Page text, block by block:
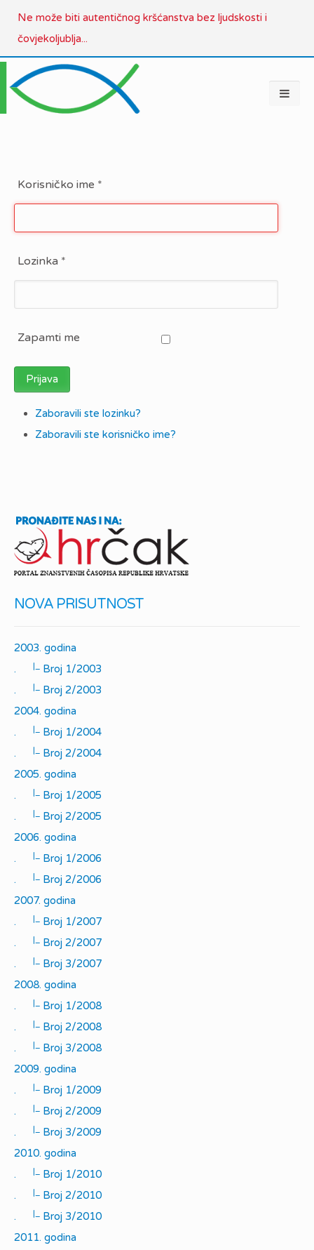
Ne može biti autentičnog kršćanstva bez ljudskosti i
čovjekoljublja...
Korisničko ime *
Lozinka *
Zapamti me
Prijava
Zaboravili ste lozinku?
Zaboravili ste korisničko ime?
NOVA PRISUTNOST
2003. godina
.
|_
Broj 1/2003
.
|_
Broj 2/2003
2004. godina
.
|_
Broj 1/2004
.
|_
Broj 2/2004
2005. godina
.
|_
Broj 1/2005
.
|_
Broj 2/2005
2006. godina
.
|_
Broj 1/2006
.
|_
Broj 2/2006
2007. godina
.
|_
Broj 1/2007
.
|_
Broj 2/2007
.
|_
Broj 3/2007
2008. godina
.
|_
Broj 1/2008
.
|_
Broj 2/2008
.
|_
Broj 3/2008
2009. godina
.
|_
Broj 1/2009
.
|_
Broj 2/2009
.
|_
Broj 3/2009
2010. godina
.
|_
Broj 1/2010
.
|_
Broj 2/2010
.
|_
Broj 3/2010
2011. godina